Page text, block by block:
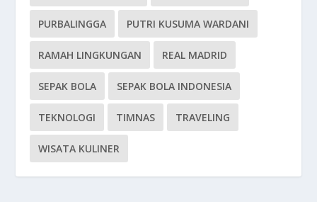
PURBALINGGA PUTRI KUSUMA WARDANI
RAMAH LINGKUNGAN REAL MADRID
SEPAK BOLA SEPAK BOLA INDONESIA
TEKNOLOGI TIMNAS TRAVELING
WISATA KULINER